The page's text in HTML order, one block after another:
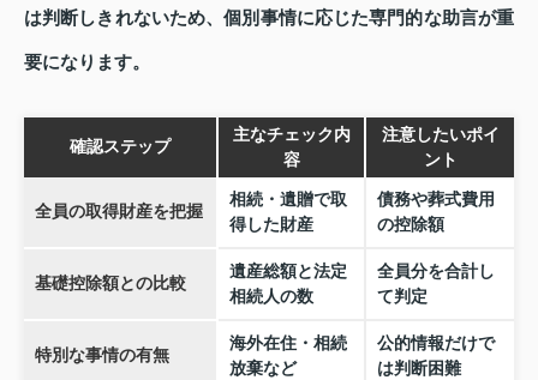
は判断しきれないため、個別事情に応じた専門的な助言が重
要になります。
確認ステップ
主なチェック内
容
注意したいポイ
ント
全員の取得財産を把握
相続・遺贈で取
得した財産
債務や葬式費用
の控除額
基礎控除額との比較
遺産総額と法定
相続人の数
全員分を合計し
て判定
特別な事情の有無
海外在住・相続
放棄など
公的情報だけで
は判断困難